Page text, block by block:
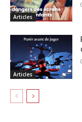
Articles
Articles